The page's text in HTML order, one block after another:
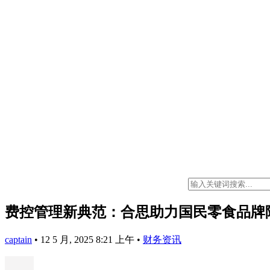
费控管理新典范：合思助力国民零食品牌
captain • 12 5 月, 2025 8:21 上午 • 财务资讯